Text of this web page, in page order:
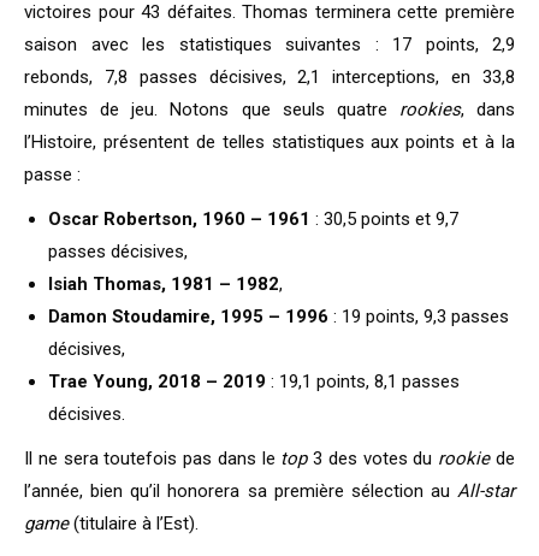
victoires pour 43 défaites. Thomas terminera cette première
saison avec les statistiques suivantes : 17 points, 2,9
rebonds, 7,8 passes décisives, 2,1 interceptions, en 33,8
minutes de jeu. Notons que seuls quatre rookies, dans
l’Histoire, présentent de telles statistiques aux points et à la
passe :
Oscar Robertson, 1960 – 1961 : 30,5 points et 9,7
passes décisives,
Isiah Thomas, 1981 – 1982,
Damon Stoudamire, 1995 – 1996 : 19 points, 9,3 passes
décisives,
Trae Young, 2018 – 2019 : 19,1 points, 8,1 passes
décisives.
Il ne sera toutefois pas dans le top3 des votes du rookiede
l’année, bien qu’il honorera sa première sélection au All-star
game(titulaire à l’Est).